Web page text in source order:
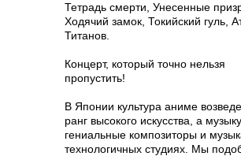
Тетрадь смерти, Унесенные
Ходячий замок, Токийский гуль,
Титанов.
Концерт, который точно нельзя
пропустить!
В Японии культура аниме
ранг высокого искусства, а
гениальные композиторы и
технологичных студиях. Мы